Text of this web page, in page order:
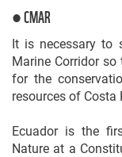
● CMAR
It is necessary to
Marine Corridor
for the
resources of Costa
Ecuador is the
Nature at a